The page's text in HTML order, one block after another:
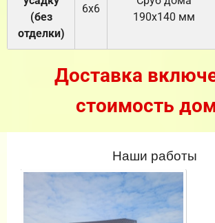
(без
отделки)
6х6
190х140 мм
Доставка
стоимость
Наши работы